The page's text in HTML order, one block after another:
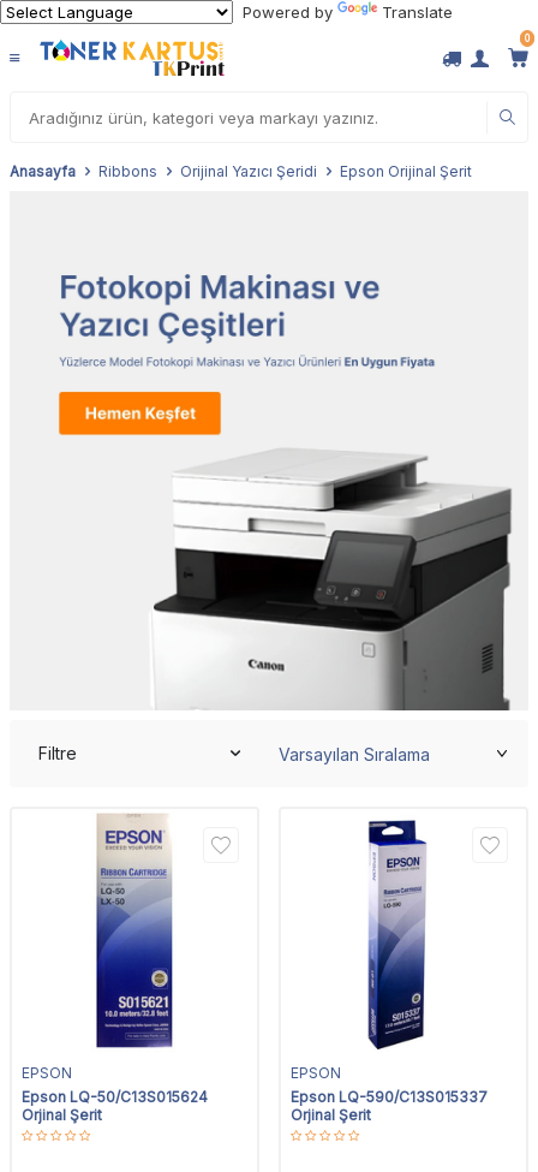
Powered by Translate
0
Anasayfa Ribbons Orijinal Yazıcı Şeridi Epson Orijinal Şerit
Filtre
EPSON
Epson LQ-50/C13S015624
Orjinal Şerit
EPSON
Epson LQ-590/C13S015337
Orjinal Şerit